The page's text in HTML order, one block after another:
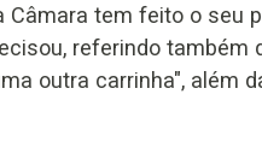
Câmara tem feito o seu
referindo também
outra carrinha", além